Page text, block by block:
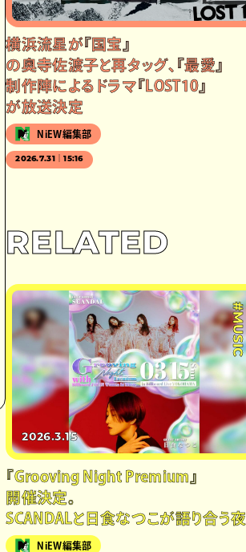
横浜流星が『国宝』
の奥寺佐渡子と再タッグ、『最愛』
制作陣によるドラマ『LOST10』
が放送決定
NiEW編集部
2026.7.31｜15:16
RELATED
#MUSIC
2026.3.15
『Grooving Night Premium』
開催決定。
SCANDALと日食なつこが語り合う夜
NiEW編集部